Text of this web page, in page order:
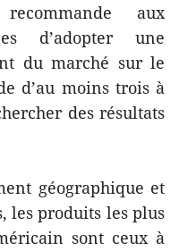
aux
d’adopter une
du marché sur le
d’au moins trois à
des résultats
géographique et
les produits les plus
sont ceux à